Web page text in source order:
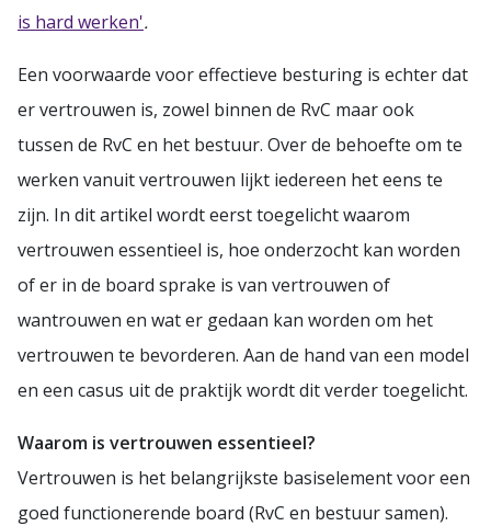
is hard werken'.
Een voorwaarde voor effectieve besturing is echter dat
er vertrouwen is, zowel binnen de RvC maar ook
tussen de RvC en het bestuur. Over de behoefte om te
werken vanuit vertrouwen lijkt iedereen het eens te
zijn. In dit artikel wordt eerst toegelicht waarom
vertrouwen essentieel is, hoe onderzocht kan worden
of er in de board sprake is van vertrouwen of
wantrouwen en wat er gedaan kan worden om het
vertrouwen te bevorderen. Aan de hand van een model
en een casus uit de praktijk wordt dit verder toegelicht.
Waarom is vertrouwen essentieel?
Vertrouwen is het belangrijkste basiselement voor een
goed functionerende board (RvC en bestuur samen).